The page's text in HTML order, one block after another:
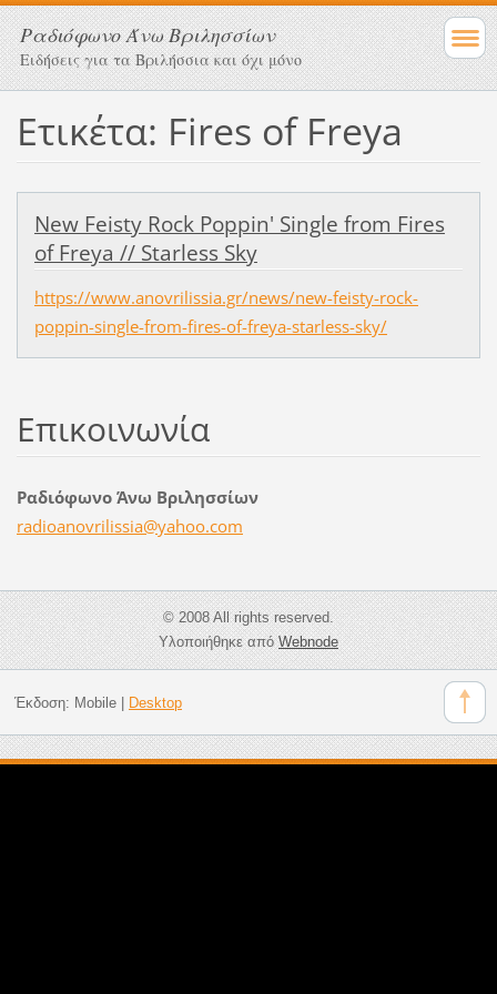
Ραδιόφωνο Άνω Βριλησσίων
Ειδήσεις για τα Βριλήσσια και όχι μόνο
Ετικέτα: Fires of Freya
New Feisty Rock Poppin' Single from Fires
of Freya // Starless Sky
https://www.anovrilissia.gr/news/new-feisty-rock-
poppin-single-from-fires-of-freya-starless-sky/
Επικοινωνία
Ραδιόφωνο Άνω Βριλησσίων
radioanovrilissia@yahoo.com
© 2008 All rights reserved.
Υλοποιήθηκε απόWebnode
Έκδοση: Mobile| Desktop